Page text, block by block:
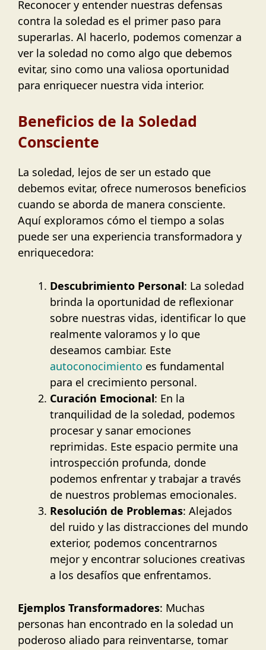
Reconocer y entender nuestras defensas
contra la soledad es el primer paso para
superarlas. Al hacerlo, podemos comenzar a
ver la soledad no como algo que debemos
evitar, sino como una valiosa oportunidad
para enriquecer nuestra vida interior.
Beneficios de la Soledad
Consciente
La soledad, lejos de ser un estado que
debemos evitar, ofrece numerosos beneficios
cuando se aborda de manera consciente.
Aquí exploramos cómo el tiempo a solas
puede ser una experiencia transformadora y
enriquecedora:
Descubrimiento Personal: La soledad
brinda la oportunidad de reflexionar
sobre nuestras vidas, identificar lo que
realmente valoramos y lo que
deseamos cambiar. Este
autoconocimiento es fundamental
para el crecimiento personal.
Curación Emocional: En la
tranquilidad de la soledad, podemos
procesar y sanar emociones
reprimidas. Este espacio permite una
introspección profunda, donde
podemos enfrentar y trabajar a través
de nuestros problemas emocionales.
Resolución de Problemas: Alejados
del ruido y las distracciones del mundo
exterior, podemos concentrarnos
mejor y encontrar soluciones creativas
a los desafíos que enfrentamos.
Ejemplos Transformadores: Muchas
personas han encontrado en la soledad un
poderoso aliado para reinventarse, tomar